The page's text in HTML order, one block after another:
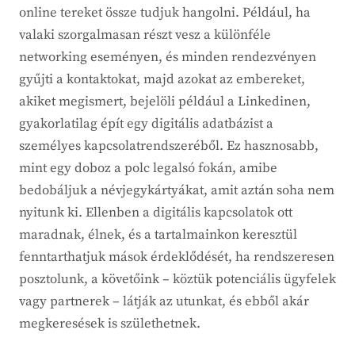
online tereket össze tudjuk hangolni. Például, ha
valaki szorgalmasan részt vesz a különféle
networking eseményen, és minden rendezvényen
gyűjti a kontaktokat, majd azokat az embereket,
akiket megismert, bejelöli például a Linkedinen,
gyakorlatilag épít egy digitális adatbázist a
személyes kapcsolatrendszeréből. Ez hasznosabb,
mint egy doboz a polc legalsó fokán, amibe
bedobáljuk a névjegykártyákat, amit aztán soha nem
nyitunk ki. Ellenben a digitális kapcsolatok ott
maradnak, élnek, és a tartalmainkon keresztül
fenntarthatjuk mások érdeklődését, ha rendszeresen
posztolunk, a követőink – köztük potenciális ügyfelek
vagy partnerek – látják az utunkat, és ebből akár
megkeresések is születhetnek.